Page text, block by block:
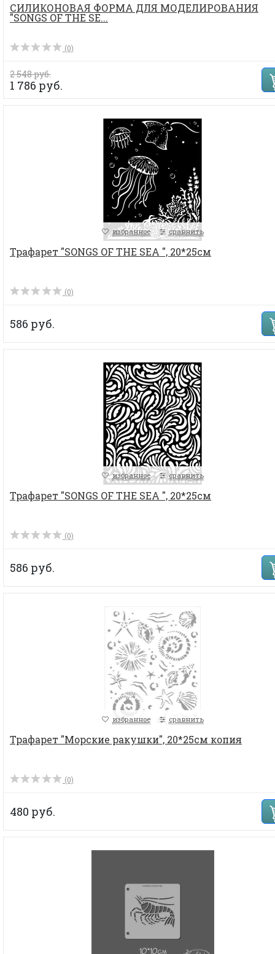
СИЛИКОНОВАЯ ФОРМА ДЛЯ МОДЕЛИРОВАНИЯ
"SONGS OF THE SE...
(0)
2 548 руб.
1 786 руб.
избранное сравнить
Трафарет "SONGS OF THE SEA ", 20*25см
(0)
586 руб.
избранное сравнить
Трафарет "SONGS OF THE SEA ", 20*25см
(0)
586 руб.
избранное сравнить
Трафарет "Морские ракушки", 20*25см копия
(0)
480 руб.